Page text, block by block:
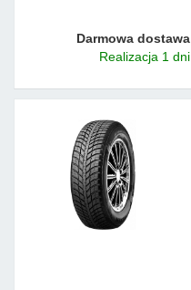
Darmowa dostawa
Realizacja 1 dni